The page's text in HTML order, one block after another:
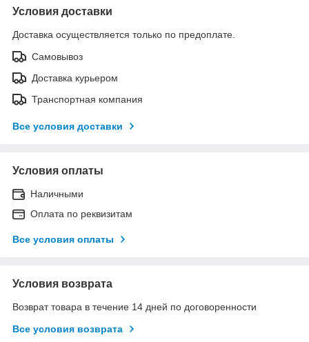
Условия доставки
Доставка осуществляется только по предоплате.
Самовывоз
Доставка курьером
Транспортная компания
Все условия доставки
Условия оплаты
Наличными
Оплата по реквизитам
Все условия оплаты
Условия возврата
Возврат товара в течение 14 дней по договоренности
Все условия возврата